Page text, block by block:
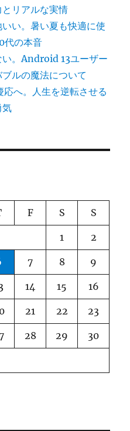
リアルな実情
い。暑い夏も快適に使
代の本音
。Android 13ユーザー
ルの魔法について
へ。人生を逆転させる
気
F S S
1 2
7 8 9
14 15 16
21 22 23
28 29 30